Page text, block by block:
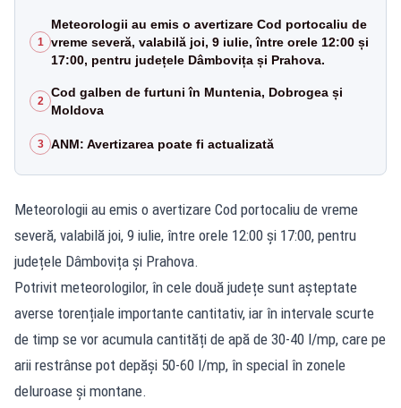
1
Meteorologii au emis o avertizare Cod portocaliu de
vreme severă, valabilă joi, 9 iulie, între orele 12:00 și
17:00, pentru județele Dâmbovița și Prahova.
2
Cod galben de furtuni în Muntenia, Dobrogea și
Moldova
3 ANM: Avertizarea poate fi actualizată
Meteorologii au emis o avertizare Cod portocaliu de vreme
severă, valabilă joi, 9 iulie, între orele 12:00 și 17:00, pentru
județele Dâmbovița și Prahova.
Potrivit meteorologilor, în cele două județe sunt așteptate
averse torențiale importante cantitativ, iar în intervale scurte
de timp se vor acumula cantități de apă de 30-40 l/mp, care pe
arii restrânse pot depăși 50-60 l/mp, în special în zonele
deluroase și montane.